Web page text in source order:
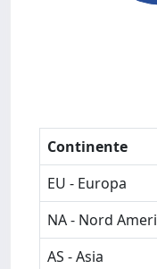
Continente
EU - Europa
NA - Nord
AS - Asia